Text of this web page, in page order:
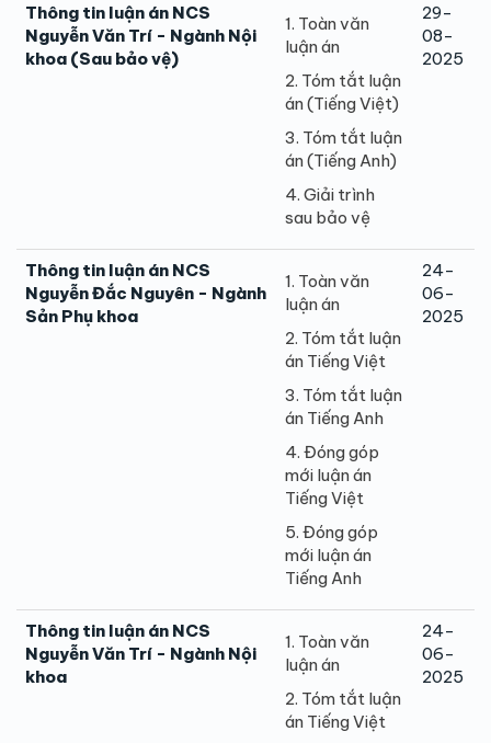
Thông tin luận án NCS
Nguyễn Văn Trí - Ngành Nội
khoa (Sau bảo vệ)
1. Toàn văn
luận án
2. Tóm tắt luận
án (Tiếng Việt)
3. Tóm tắt luận
án (Tiếng Anh)
4. Giải trình
sau bảo vệ
29-
08-
2025
Thông tin luận án NCS
Nguyễn Đắc Nguyên - Ngành
Sản Phụ khoa
1. Toàn văn
luận án
2. Tóm tắt luận
án Tiếng Việt
3. Tóm tắt luận
án Tiếng Anh
4. Đóng góp
mới luận án
Tiếng Việt
5. Đóng góp
mới luận án
Tiếng Anh
24-
06-
2025
Thông tin luận án NCS
Nguyễn Văn Trí - Ngành Nội
khoa
1. Toàn văn
luận án
2. Tóm tắt luận
án Tiếng Việt
24-
06-
2025